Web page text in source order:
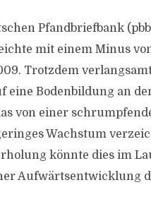
Pfandbriefbank
mit einem Minus
Trotzdem
eine Bodenbildung an
von einer
Wachstum
könnte dies im
Aufwärtsentwicklung